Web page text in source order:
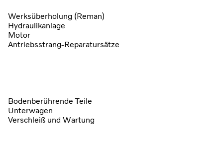
Werksüberholung (Reman)
Hydraulikanlage
Motor
Antriebsstrang-Reparatursätze
Bodenberührende Teile
Unterwagen
Verschleiß und Wartung